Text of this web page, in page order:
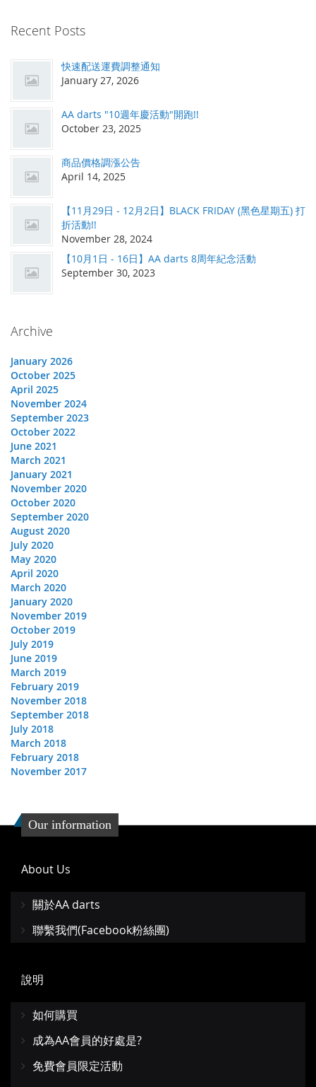
Recent Posts
快速配送運費調整通知
January 27, 2026
AA darts "10週年慶活動"開跑!!
October 23, 2025
商品價格調漲公告
April 14, 2025
【11月29日 - 12月2日】BLACK FRIDAY (黑色星期五) 打
折活動!!
November 28, 2024
【10月1日 - 16日】AA darts 8周年紀念活動
September 30, 2023
Archive
January 2026
October 2025
April 2025
November 2024
September 2023
October 2022
June 2021
March 2021
January 2021
November 2020
October 2020
September 2020
August 2020
July 2020
May 2020
April 2020
March 2020
January 2020
November 2019
October 2019
July 2019
June 2019
March 2019
February 2019
November 2018
September 2018
July 2018
March 2018
February 2018
November 2017
Our information
About Us
關於AA darts
聯繫我們(Facebook粉絲團)
說明
如何購買
成為AA會員的好處是?
免費會員限定活動